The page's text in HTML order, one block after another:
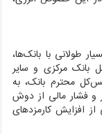
طولانی با بانک‌ها،
مرکزی و سایر
محترم بانک، به
فشار مالی از دوش
افزایش کارمزدهای